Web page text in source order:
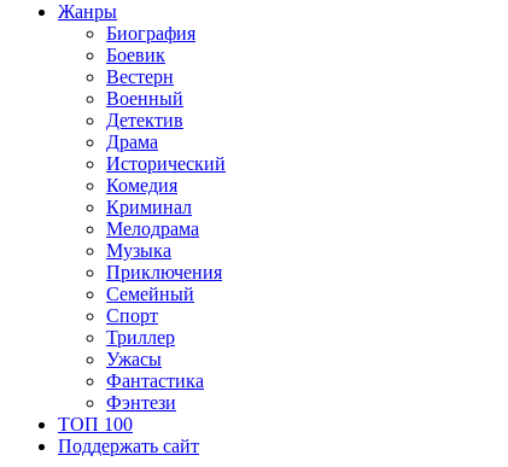
Жанры
Биография
Боевик
Вестерн
Военный
Детектив
Драма
Исторический
Комедия
Криминал
Мелодрама
Музыка
Приключения
Семейный
Спорт
Триллер
Ужасы
Фантастика
Фэнтези
ТОП 100
Поддержать сайт